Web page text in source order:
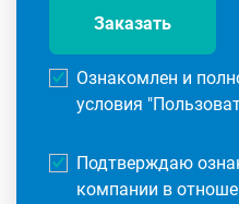
Заказать
Ознакомлен и
условия "
Подтверждаю
компании в